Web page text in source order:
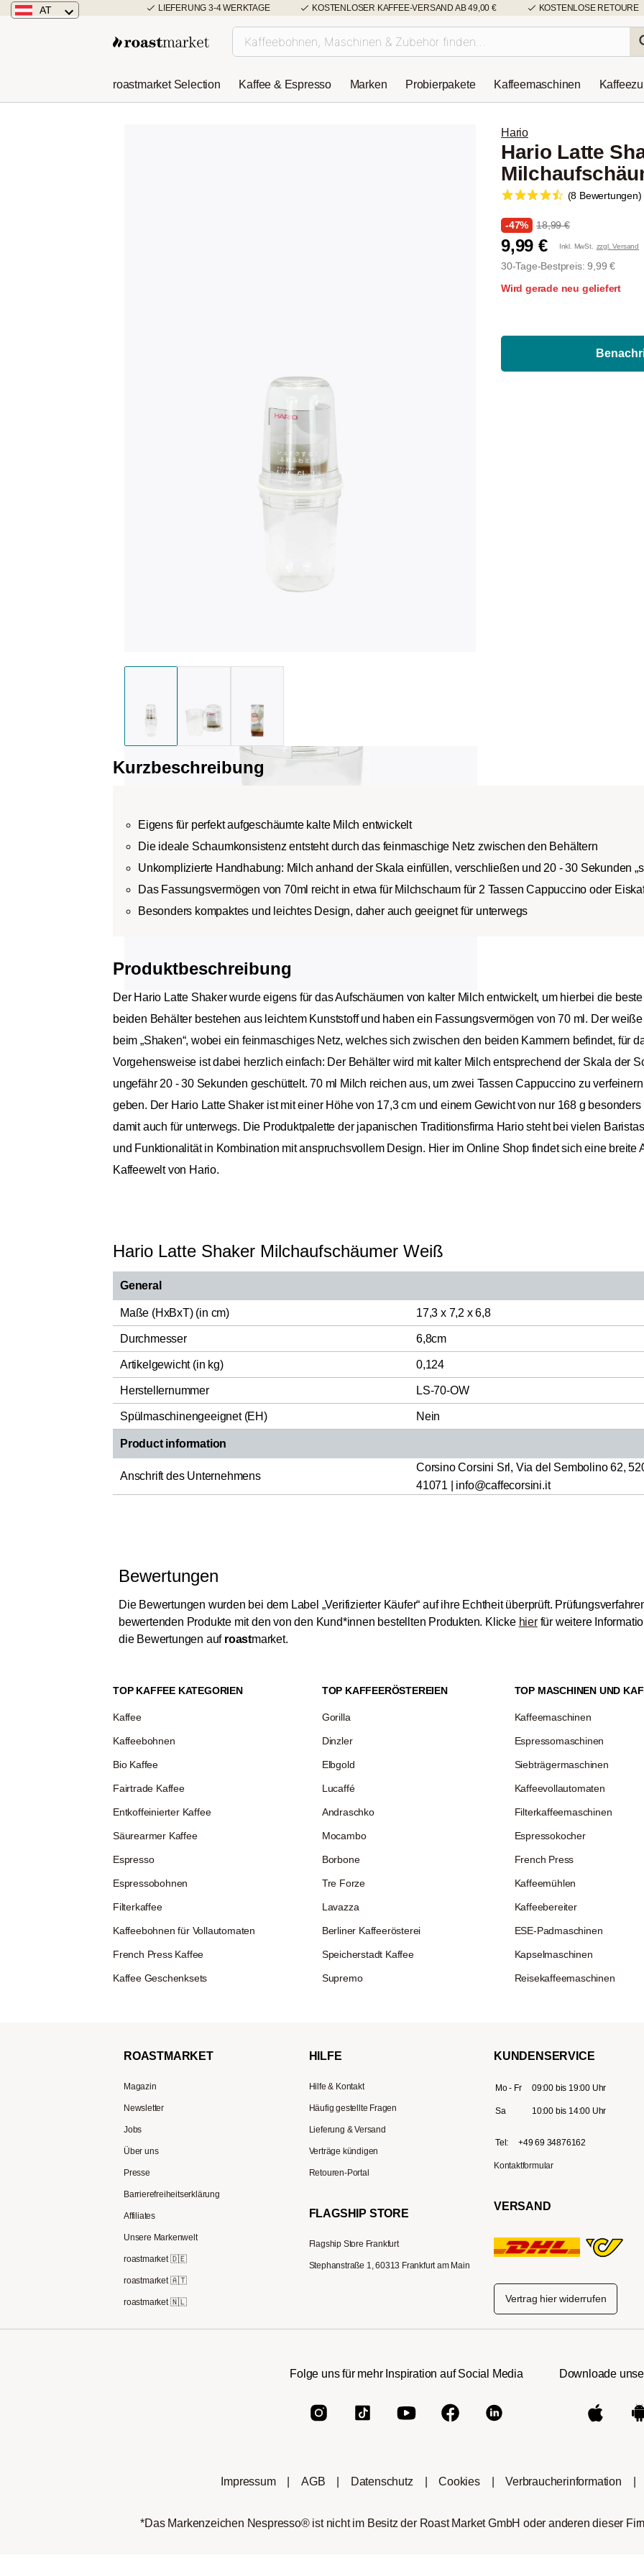
LIEFERUNG 3-4 WERKTAGE KOSTENLOSER KAFFEE-VERSAND AB 49,00 € KOSTENLOSE RETOURE
AT
Niederlande
roastmarket Selection Kaffee & Espresso Marken Probierpakete Kaffeemaschinen
Hario
Hario Latte
(8 Bewertungen)
-47% 18,99 €
9,99 € Inkl. MwSt. zzgl. Versand
30-Tage-Bestpreis: 9,99 €
Wird gerade neu geliefert
Kurzbeschreibung
Eigens für perfekt aufgeschäumte kalte Milch entwickelt
Die ideale Schaumkonsistenz entsteht durch das feinmaschige Netz zwischen den Behältern
Unkomplizierte Handhabung: Milch anhand der Skala einfüllen, verschließen und 20 - 30 Sekunden
Das Fassungsvermögen von 70ml reicht in etwa für Milchschaum für 2 Tassen Cappuccino oder
Besonders kompaktes und leichtes Design, daher auch geeignet für unterwegs
Produktbeschreibung
Der Hario Latte Shaker wurde eigens für das Aufschäumen von kalter Milch entwickelt, um hierbei die
beiden Behälter bestehen aus leichtem Kunststoff und haben ein Fassungsvermögen von 70 ml. Der
beim „Shaken“, wobei ein feinmaschiges Netz, welches sich zwischen den beiden Kammern befindet, für
Vorgehensweise ist dabei herzlich einfach: Der Behälter wird mit kalter Milch entsprechend der Skala der
ungefähr 20 - 30 Sekunden geschüttelt. 70 ml Milch reichen aus, um zwei Tassen Cappuccino zu
geben. Der Hario Latte Shaker ist mit einer Höhe von 17,3 cm und einem Gewicht von nur 168 g
damit auch für unterwegs. Die Produktpalette der japanischen Traditionsfirma Hario steht bei vielen
und Funktionalität in Kombination mit anspruchsvollem Design. Hier im Online Shop findet sich eine breite
Kaffeewelt von Hario.
Hario Latte Shaker Milchaufschäumer Weiß
General
Maße (HxBxT) (in cm) 17,3 x 7,2 x 6,8
Durchmesser 6,8cm
Artikelgewicht (in kg) 0,124
Herstellernummer LS-70-OW
Spülmaschinengeeignet (EH) Nein
Product information
Anschrift des Unternehmens
Corsino Corsini Srl, Via del Sembolino 62,
41071 | info@caffecorsini.it
Bewertungen
Die Bewertungen wurden bei dem Label „Verifizierter Käufer“ auf ihre Echtheit überprüft.
bewertenden Produkte mit den von den Kund*innen bestellten Produkten. Klicke hierfür weitere
die Bewertungen auf roastmarket.
TOP KAFFEE KATEGORIEN
Kaffee
Kaffeebohnen
Bio Kaffee
Fairtrade Kaffee
Entkoffeinierter Kaffee
Säurearmer Kaffee
Espresso
Espressobohnen
Filterkaffee
Kaffeebohnen für Vollautomaten
French Press Kaffee
Kaffee Geschenksets
TOP KAFFEERÖSTEREIEN
Gorilla
Dinzler
Elbgold
Lucaffé
Andraschko
Mocambo
Borbone
Tre Forze
Lavazza
Berliner Kaffeerösterei
Speicherstadt Kaffee
Supremo
TOP MASCHINEN UND
Kaffeemaschinen
Espressomaschinen
Siebträgermaschinen
Kaffeevollautomaten
Filterkaffeemaschinen
Espressokocher
French Press
Kaffeemühlen
Kaffeebereiter
ESE-Padmaschinen
Kapselmaschinen
Reisekaffeemaschinen
ROASTMARKET
Magazin
Newsletter
Jobs
Über uns
Presse
Barrierefreiheitserklärung
Affiliates
Unsere Markenwelt
roastmarket 🇩🇪
roastmarket 🇦🇹
roastmarket 🇳🇱
HILFE
Hilfe & Kontakt
Häufig gestellte Fragen
Lieferung & Versand
Verträge kündigen
Retouren-Portal
FLAGSHIP STORE
Flagship Store Frankfurt
Stephanstraße 1, 60313 Frankfurt am Main
KUNDENSERVICE
Mo - Fr 09:00 bis 19:00 Uhr
Sa 10:00 bis 14:00 Uhr
Tel: +49 69 34876162
Kontaktformular
VERSAND
Vertrag hier widerrufen
Folge uns für mehr Inspiration auf Social Media Downloade
Impressum AGB Datenschutz Cookies Verbraucherinformation
*Das Markenzeichen Nespresso® ist nicht im Besitz der Roast Market GmbH oder anderen dieser